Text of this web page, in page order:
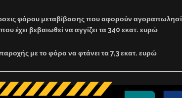
φόρου μεταβίβασης που αφορούν
έχει βεβαιωθεί να αγγίζει τα 340 εκατ. ευρώ
με το φόρο να φτάνει τα 7,3 εκατ. ευρώ